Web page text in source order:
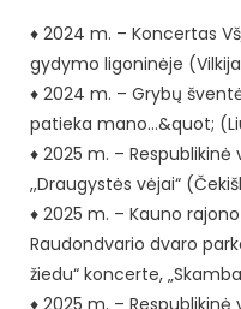
♦ 2024 m. – Koncertas
gydymo ligoninėje
♦ 2024 m. – Grybų
patieka mano…&quot;
♦ 2025 m. –
,,Draugystės vėjai“
♦ 2025 m. – Kauno
Raudondvario dvaro
žiedu“ koncerte,
♦ 2025 m. –